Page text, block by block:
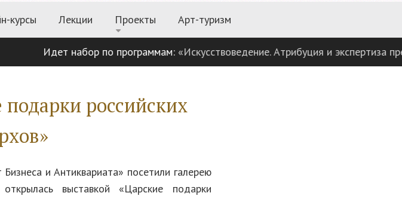
курсы Лекции Проекты Арт-туризм
набор по программам:«Искусствоведение. Атрибуция и экспертиза предметов
российских
и Антиквариата» посетили галерею
выставкой «Царские подарки